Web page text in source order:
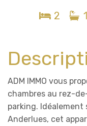
2 1
ADM IMMO vous
chambres au rez-
parking.
Anderlues, cet